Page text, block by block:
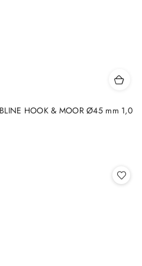
HOOK & MOOR Ø45 mm 1,0